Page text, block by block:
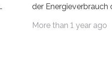
der Energieverbrauch
von der Temperatur
More than 1 year ago